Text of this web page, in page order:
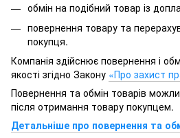
обмін на подібний товар із
повернення товару та
покупця.
Компанія здійснює повернення і
якості згідно Закону «Про захист
Повернення та обмін товарів
після отримання товару покупцем.
Детальніше про повернення та